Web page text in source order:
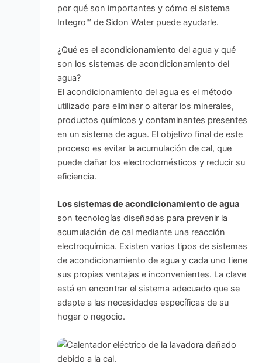
por qué son importantes y cómo el sistema
Integro™ de Sidon Water puede ayudarle.
¿Qué es el acondicionamiento del agua y qué
son los sistemas de acondicionamiento del
agua?
El acondicionamiento del agua es el método
utilizado para eliminar o alterar los minerales,
productos químicos y contaminantes presentes
en un sistema de agua. El objetivo final de este
proceso es evitar la acumulación de cal, que
puede dañar los electrodomésticos y reducir su
eficiencia.
Los sistemas de acondicionamiento de agua
son tecnologías diseñadas para prevenir la
acumulación de cal mediante una reacción
electroquímica. Existen varios tipos de sistemas
de acondicionamiento de agua y cada uno tiene
sus propias ventajas e inconvenientes. La clave
está en encontrar el sistema adecuado que se
adapte a las necesidades específicas de su
hogar o negocio.